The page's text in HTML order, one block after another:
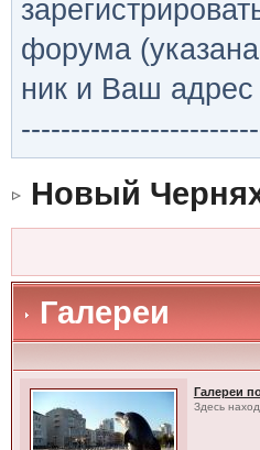
форума
ник и Ваш адрес
Новый
Галереи
Галереи
Здесь